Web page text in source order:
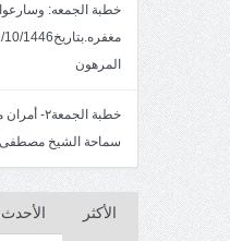
خطبة الجمعه:
المرهون
سماحة الشيخ مصطفى
الأكثر الأحدث